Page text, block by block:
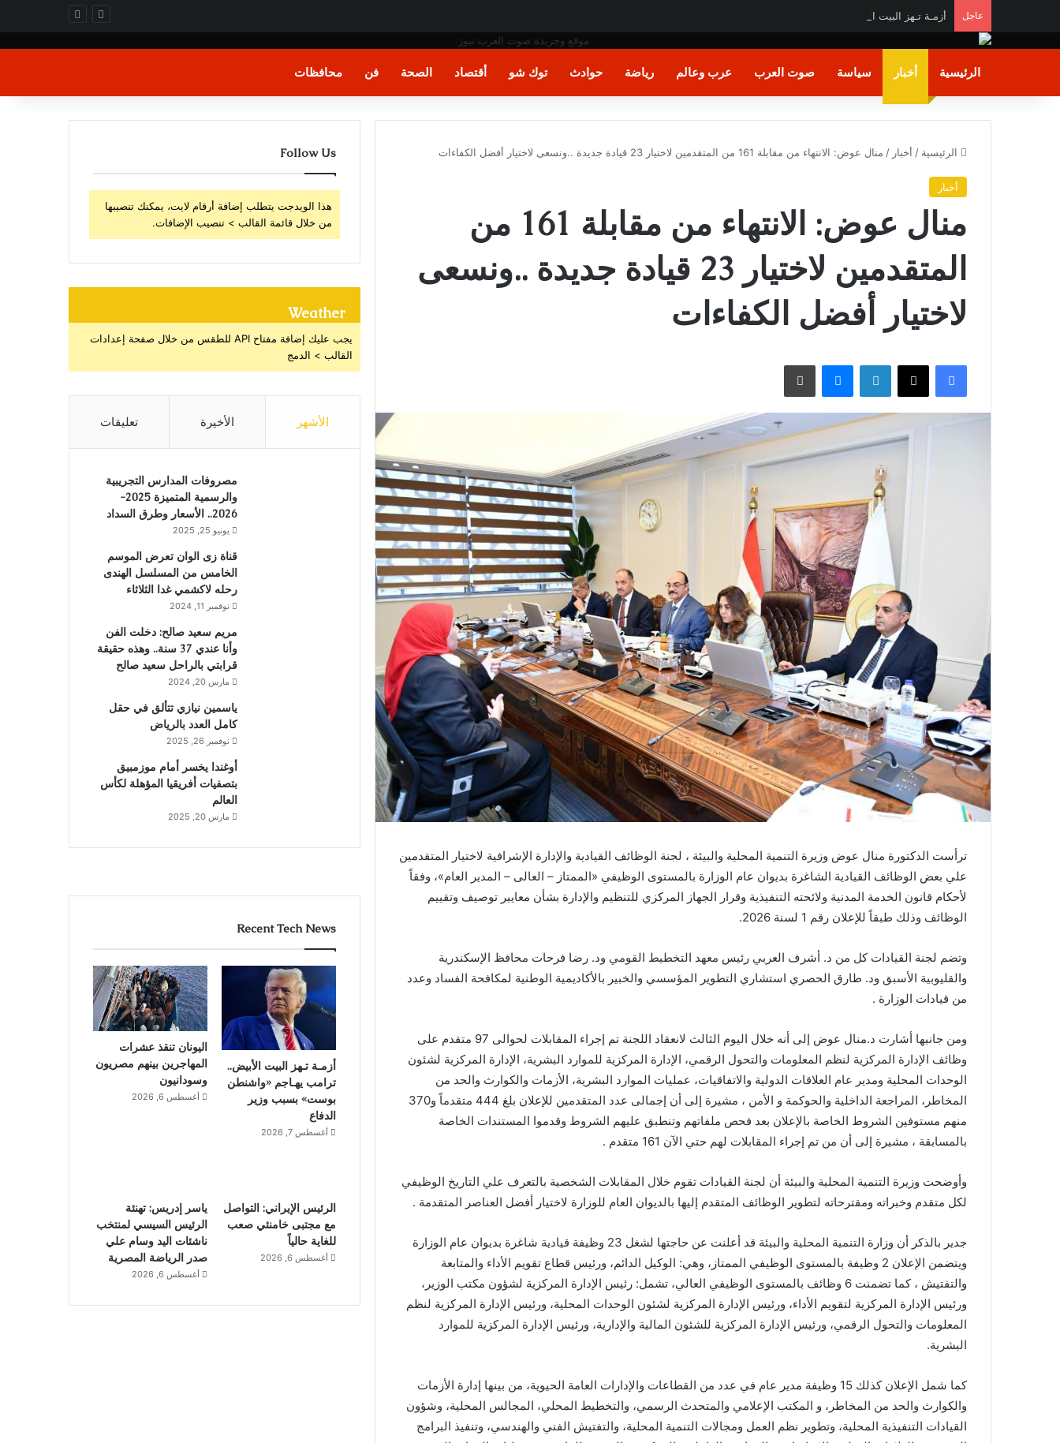
عاجل أزمـة تـهز البيت الأبيض.. ترامب يهـاجم «واشنطن بوست» بسبب وزير الدفاع
الرئيسية أخبار سياسة صوت العرب عرب وعالم رياضة حوادث توك شو أقتصاد الصحة فن محافظات
الرئيسية / أخبار / منال عوض: الانتهاء من مقابلة 161 من المتقدمين لاختيار 23 قيادة جديدة ..ونسعى لاختيار أفضل الكفاءات
أخبار
منال عوض: الانتهاء من مقابلة 161 من
المتقدمين لاختيار 23 قيادة جديدة ..ونسعى
لاختيار أفضل الكفاءات
فيسبوك X لينكدإن ماسنجر طباعة
ترأست الدكتورة منال عوض وزيرة التنمية المحلية والبيئة ، لجنة الوظائف القيادية والإدارة الإشرافية لاختيار المتقدمين
علي بعض الوظائف القيادية الشاغرة بديوان عام الوزارة بالمستوى الوظيفي «الممتاز – العالى – المدير العام»، وفقاً
لأحكام قانون الخدمة المدنية ولائحته التنفيذية وقرار الجهاز المركزي للتنظيم والإدارة بشأن معايير توصيف وتقييم
الوظائف وذلك طبقاً للإعلان رقم 1 لسنة 2026.
وتضم لجنة القيادات كل من د. أشرف العربي رئيس معهد التخطيط القومي ود. رضا فرحات محافظ الإسكندرية
والقليوبية الأسبق ود. طارق الحصري استشاري التطوير المؤسسي والخبير بالأكاديمية الوطنية لمكافحة الفساد وعدد
من قيادات الوزارة .
ومن جانبها أشارت د.منال عوض إلى أنه خلال اليوم الثالث لانعقاد اللجنة تم إجراء المقابلات لحوالى 97 متقدم على
وظائف الإدارة المركزية لنظم المعلومات والتحول الرقمي، الإدارة المركزية للموارد البشرية، الإدارة المركزية لشئون
الوحدات المحلية ومدير عام العلاقات الدولية والاتفاقيات، عمليات الموارد البشرية، الأزمات والكوارث والحد من
المخاطر، المراجعة الداخلية والحوكمة و الأمن ، مشيرة إلى أن إجمالى عدد المتقدمين للإعلان بلغ 444 متقدماً و370
منهم مستوفين الشروط الخاصة بالإعلان بعد فحص ملفاتهم وتنطبق عليهم الشروط وقدموا المستندات الخاصة
بالمسابقة ، مشيرة إلى أن من تم إجراء المقابلات لهم حتي الآن 161 متقدم .
وأوضحت وزيرة التنمية المحلية والبيئة أن لجنة القيادات تقوم خلال المقابلات الشخصية بالتعرف علي التاريخ الوظيفي
لكل متقدم وخبراته ومقترحاته لتطوير الوظائف المتقدم إليها بالديوان العام للوزارة لاختيار أفضل العناصر المتقدمة .
جدير بالذكر أن وزارة التنمية المحلية والبيئة قد أعلنت عن حاجتها لشغل 23 وظيفة قيادية شاغرة بديوان عام الوزارة
ويتضمن الإعلان 2 وظيفة بالمستوى الوظيفي الممتاز، وهي: الوكيل الدائم، ورئيس قطاع تقويم الأداء والمتابعة
والتفتيش ، كما تضمنت 6 وظائف بالمستوى الوظيفي العالي، تشمل: رئيس الإدارة المركزية لشؤون مكتب الوزير،
ورئيس الإدارة المركزية لتقويم الأداء، ورئيس الإدارة المركزية لشئون الوحدات المحلية، ورئيس الإدارة المركزية لنظم
المعلومات والتحول الرقمي، ورئيس الإدارة المركزية للشئون المالية والإدارية، ورئيس الإدارة المركزية للموارد
البشرية.
كما شمل الإعلان كذلك 15 وظيفة مدير عام في عدد من القطاعات والإدارات العامة الحيوية، من بينها إدارة الأزمات
والكوارث والحد من المخاطر، و المكتب الإعلامي والمتحدث الرسمي، والتخطيط المحلي، المجالس المحلية، وشؤون
القيادات التنفيذية المحلية، وتطوير نظم العمل ومجالات التنمية المحلية، والتفتيش الفني والهندسي، وتنفيذ البرامج
Follow Us
هذا الويدجت يتطلب إضافة أرقام لايت، يمكنك تنصيبها
من خلال قائمة القالب > تنصيب الإضافات.
Weather
يجب عليك إضافة مفتاح API للطقس من خلال صفحة إعدادات
القالب > الدمج
الأشهر الأخيرة تعليقات
مصروفات المدارس التجريبية
والرسمية المتميزة 2025-
2026.. الأسعار وطرق السداد
يونيو 25, 2025
قناة زى الوان تعرض الموسم
الخامس من المسلسل الهندى
رحله لاكشمي غدا الثلاثاء
نوفمبر 11, 2024
مريم سعيد صالح: دخلت الفن
وأنا عندي 37 سنة.. وهذه حقيقة
قرابتي بالراحل سعيد صالح
مارس 20, 2024
ياسمين نيازي تتألق في حقل
كامل العدد بالرياض
نوفمبر 26, 2025
أوغندا يخسر أمام موزمبيق
بتصفيات أفريقيا المؤهلة لكأس
العالم
مارس 20, 2025
Recent Tech News
أزمـة تـهز البيت الأبيض..
ترامب يهـاجم «واشنطن
بوست» بسبب وزير
الدفاع
أغسطس 7, 2026
اليونان تنقذ عشرات
المهاجرين بينهم مصريون
وسودانيون
أغسطس 6, 2026
الرئيس الإيراني: التواصل
مع مجتبى خامنئي صعب
للغاية حالياً
أغسطس 6, 2026
ياسر إدريس: تهنئة
الرئيس السيسي لمنتخب
ناشئات اليد وسام علي
صدر الرياضة المصرية
أغسطس 6, 2026